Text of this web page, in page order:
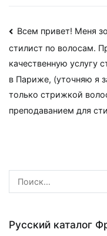
Навигация
по
записям
Всем привет! Меня
стилист по волосам.
качественную услугу
в Париже, (уточняю я
только стрижкой
преподаванием для
Найти:
Русский каталог